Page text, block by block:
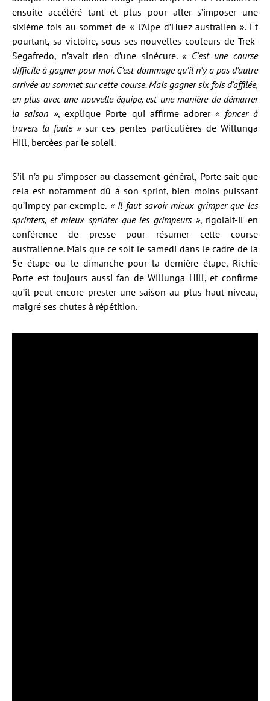
ensuite accéléré tant et plus pour aller s’imposer une
sixième fois au sommet de « l’Alpe d’Huez australien ». Et
pourtant, sa victoire, sous ses nouvelles couleurs de Trek-
Segafredo, n’avait rien d’une sinécure.« C’est une course
difficile à gagner pour moi. C’est dommage qu’il n’y a pas d’autre
arrivée au sommet sur cette course. Mais gagner six fois d’affilée,
en plus avec une nouvelle équipe, est une manière de démarrer
la saison », explique Porte qui affirme adorer« foncer à
travers la foule »sur ces pentes particulières de Willunga
Hill, bercées par le soleil.
S’il n’a pu s’imposer au classement général, Porte sait que
cela est notamment dû à son sprint, bien moins puissant
qu’Impey par exemple. « Il faut savoir mieux grimper que les
sprinters, et mieux sprinter que les grimpeurs », rigolait-il en
conférence de presse pour résumer cette course
australienne. Mais que ce soit le samedi dans le cadre de la
5e étape ou le dimanche pour la dernière étape, Richie
Porte est toujours aussi fan de Willunga Hill, et confirme
qu’il peut encore prester une saison au plus haut niveau,
malgré ses chutes à répétition.